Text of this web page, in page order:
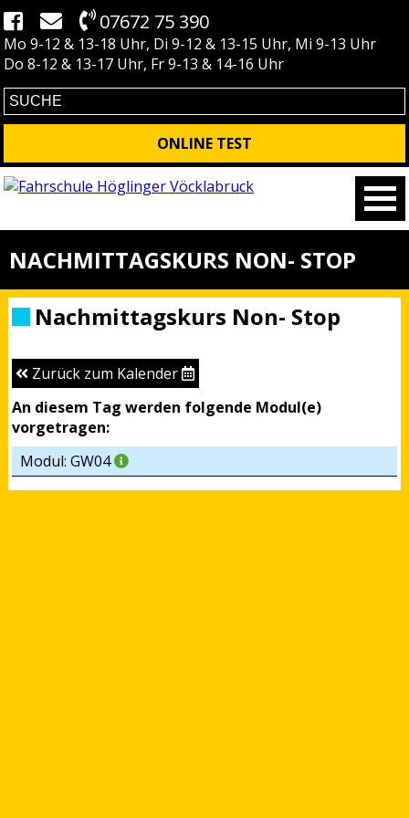
07672 75 390
Mo 9-12 & 13-18 Uhr, Di 9-12 & 13-15 Uhr, Mi 9-13 Uhr
Do 8-12 & 13-17 Uhr, Fr 9-13 & 14-16 Uhr
ONLINE TEST
NACHMITTAGSKURS NON- STOP
Nachmittagskurs Non- Stop
Zurück zum Kalender
An diesem Tag werden folgende Modul(e)
vorgetragen:
Modul: GW04